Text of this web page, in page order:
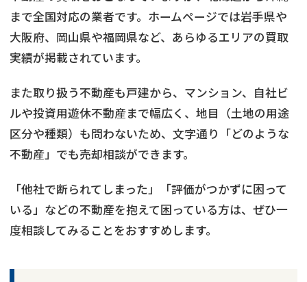
まで全国対応の業者です。ホームページでは岩手県や
大阪府、岡山県や福岡県など、あらゆるエリアの買取
実績が掲載されています。
また取り扱う不動産も戸建から、マンション、自社ビ
ルや投資用遊休不動産まで幅広く、地目（土地の用途
区分や種類）も問わないため、文字通り「どのような
不動産」でも売却相談ができます。
「他社で断られてしまった」「評価がつかずに困って
いる」などの不動産を抱えて困っている方は、ぜひ一
度相談してみることをおすすめします。